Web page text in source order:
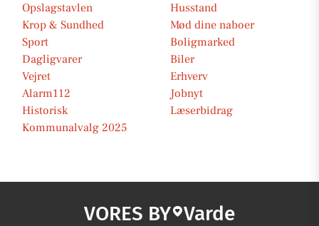
Opslagstavlen
Husstand
Krop & Sundhed
Mød dine naboer
Sport
Boligmarked
Dagligvarer
Biler
Vejret
Erhverv
Alarm112
Jobnyt
Historisk
Læserbidrag
Kommunalvalg 2025
VORES BY Varde